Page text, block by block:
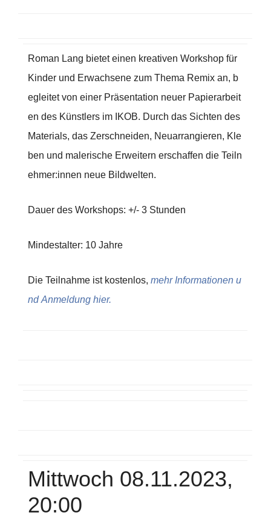
Roman Lang bietet einen kreativen Workshop für
Kinder und Erwachsene zum Thema Remix an, b
egleitet von einer Präsentation neuer Papierarbeit
en des Künstlers im IKOB. Durch das Sichten des
Materials, das Zerschneiden, Neuarrangieren, Kle
ben und malerische Erweitern erschaffen die Teiln
ehmer:innen neue Bildwelten.
Dauer des Workshops: +/- 3 Stunden
Mindestalter: 10 Jahre
Die Teilnahme ist kostenlos,mehr Informationen u
nd Anmeldung hier.
Mittwoch 08.11.2023,
20:00